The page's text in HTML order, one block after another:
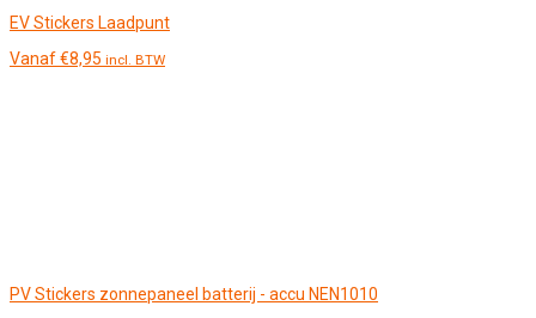
EV Stickers Laadpunt
Vanaf€8,95 incl. BTW
PV Stickers zonnepaneel batterij - accu NEN1010